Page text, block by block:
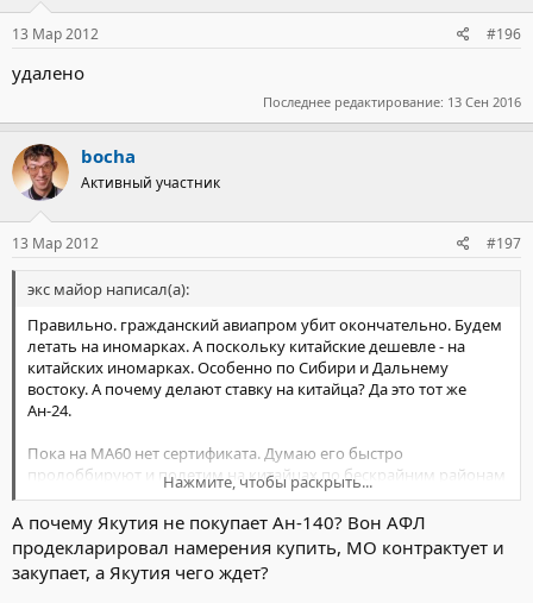
13 Мар 2012 #196
удалено
Последнее редактирование: 13 Сен 2016
bocha
Активный участник
13 Мар 2012 #197
экс майор написал(а):
Правильно. гражданский авиапром убит окончательно. Будем
летать на иномарках. А поскольку китайские дешевле - на
китайских иномарках. Особенно по Сибири и Дальнему
востоку. А почему делают ставку на китайца? Да это тот же
Ан-24.
Пока на МА60 нет сертификата. Думаю его быстро
пролоббируют и полетим на китайцах по бескрайним районам
Сибири и ДВ!
Нажмите, чтобы раскрыть...
А почему Якутия не покупает Ан-140? Вон АФЛ
продекларировал намерения купить, МО контрактует и
закупает, а Якутия чего ждет?